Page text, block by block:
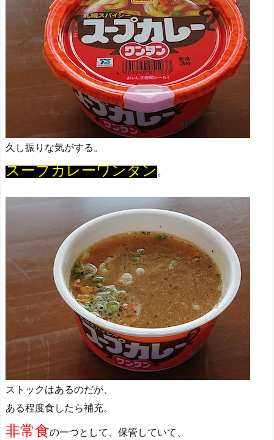
久し振りな気がする。
スープカレーワンタン。
ストックはあるのだが、
ある程度食したら補充。
非常食の一つとして、保管していて、